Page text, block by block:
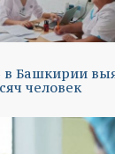
в Башкирии
человек